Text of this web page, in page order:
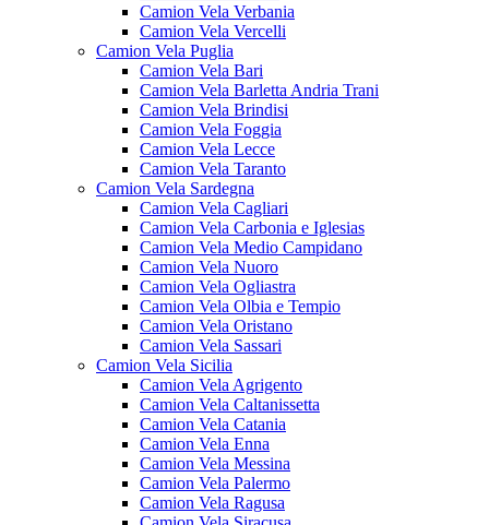
Camion Vela Verbania
Camion Vela Vercelli
Camion Vela Puglia
Camion Vela Bari
Camion Vela Barletta Andria Trani
Camion Vela Brindisi
Camion Vela Foggia
Camion Vela Lecce
Camion Vela Taranto
Camion Vela Sardegna
Camion Vela Cagliari
Camion Vela Carbonia e Iglesias
Camion Vela Medio Campidano
Camion Vela Nuoro
Camion Vela Ogliastra
Camion Vela Olbia e Tempio
Camion Vela Oristano
Camion Vela Sassari
Camion Vela Sicilia
Camion Vela Agrigento
Camion Vela Caltanissetta
Camion Vela Catania
Camion Vela Enna
Camion Vela Messina
Camion Vela Palermo
Camion Vela Ragusa